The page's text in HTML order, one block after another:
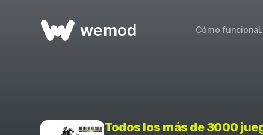
wemod Cómo funciona
Todos los más de 3000